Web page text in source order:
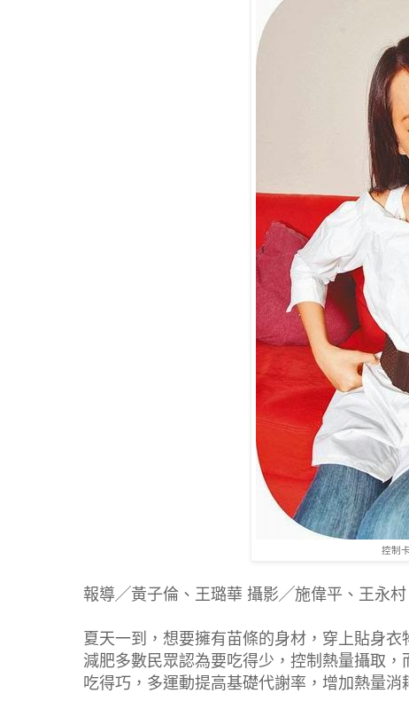
控制
報導╱黃子倫、王璐華 攝影╱施偉平、王永
夏天一到，想要擁有苗條的身材，穿上貼身
減肥多數民眾認為要吃得少，控制熱量攝取
吃得巧，多運動提高基礎代謝率，增加熱量消